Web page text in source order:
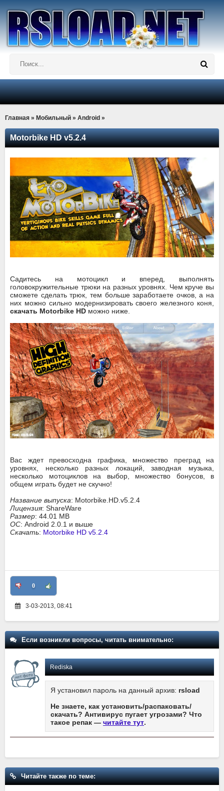
Главная » Мобильный » Android »
Motorbike HD v5.2.4
Садитесь на мотоцикл и вперед, выполнять
головокружительные трюки на разных уровнях. Чем круче вы
сможете сделать трюк, тем больше заработаете очков, а на
них можно сильно модернизировать своего железного коня,
скачать Motorbike HD можно ниже.
Вас ждет превосходна графика, множество преград на
уровнях, несколько разных локаций, заводная музыка,
несколько мотоциклов на выбор, множество бонусов, в
общем играть будет не скучно!
Название выпуска: Motorbike.HD.v5.2.4
Лицензия: ShareWare
Размер: 44.01 MB
ОС: Android 2.0.1 и выше
Скачать: Motorbike HD v5.2.4
0
3-03-2013, 08:41
Если возникли вопросы, читать внимательно:
Rediska
Я установил пароль на данный архив: rsload
Не знаете, как установить/распаковать/
скачать? Антивирус пугает угрозами? Что
такое репак — читайте тут.
Читайте также по теме: